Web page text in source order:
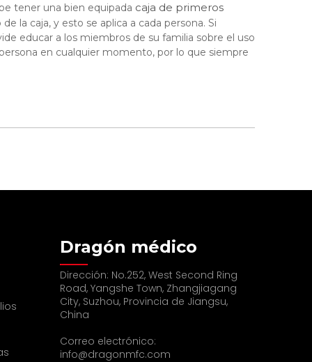
tener una bien equipada caja de primeros
la caja, y esto se aplica a cada persona. Si
educar a los miembros de su familia sobre el uso
en cualquier momento, por lo que siempre
Dragón médico
Dirección: No.252, West Second Ring
Road, Yangshe Town, Zhangjiagang
City, Suzhou, Provincia de Jiangsu,
China
Correo electrónico:
info@dragonmfc.com